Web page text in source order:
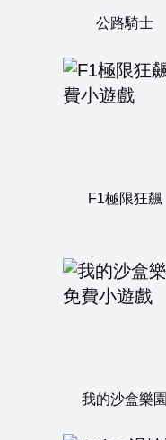
公路騎士
F1極限狂飆
我的沙盒樂園